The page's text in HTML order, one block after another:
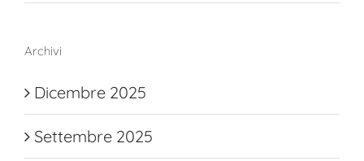
Archivi
Dicembre 2025
Settembre 2025